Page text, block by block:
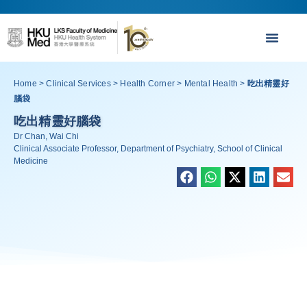
Home >Clinical Services> Health Corner > Mental Health > 吃出精靈好
腦袋
吃出精靈好腦袋
Dr Chan, Wai Chi
Clinical Associate Professor, Department of Psychiatry, School of Clinical
Medicine